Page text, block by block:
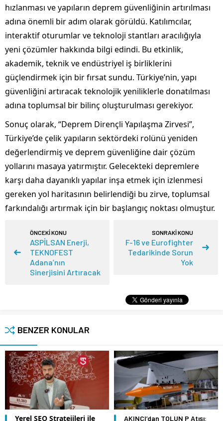
hızlanması ve yapıların deprem güvenliğinin artırılması
adına önemli bir adım olarak görüldü. Katılımcılar,
interaktif oturumlar ve teknoloji stantları aracılığıyla
yeni çözümler hakkında bilgi edindi. Bu etkinlik,
akademik, teknik ve endüstriyel iş birliklerini
güçlendirmek için bir fırsat sundu. Türkiye’nin, yapı
güvenliğini artıracak teknolojik yeniliklerle donatılması
adına toplumsal bir bilinç oluşturulması gerekiyor.
Sonuç olarak, “Deprem Dirençli Yapılaşma Zirvesi”,
Türkiye’de çelik yapıların sektördeki rolünü yeniden
değerlendirmiş ve deprem güvenliğine dair çözüm
yollarını masaya yatırmıştır. Gelecekteki depremlere
karşı daha dayanıklı yapılar inşa etmek için izlenmesi
gereken yol haritasının belirlendiği bu zirve, toplumsal
farkındalığı artırmak için bir başlangıç noktası olmuştur.
ÖNCEKİ KONU
ASPİLSAN Enerji,
TEKNOFEST
Adana’nın
Sinerjisini Artıracak
SONRAKİ KONU
F-16 ve Eurofighter
Tedarikinde Sorun
Yok
BENZER KONULAR
Yerel SEO Stratejileri ile AKINCI’dan TOLUN P Atışı: